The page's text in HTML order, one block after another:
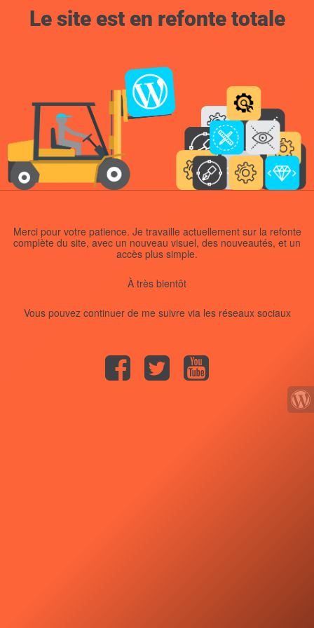
Le site est en refonte totale
Merci pour votre patience. Je travaille actuellement sur la refonte
complète du site, avec un nouveau visuel, des nouveautés, et un
accès plus simple.
À très bientôt
Vous pouvez continuer de me suivre via les réseaux sociaux